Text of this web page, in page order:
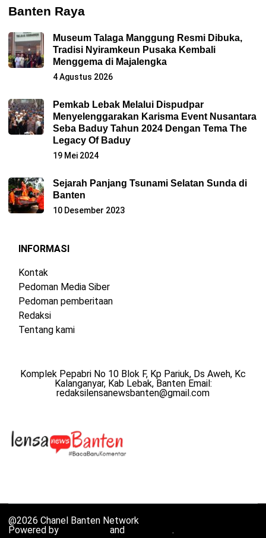
Banten Raya
Museum Talaga Manggung Resmi Dibuka,
Tradisi Nyiramkeun Pusaka Kembali
Menggema di Majalengka
4 Agustus 2026
Pemkab Lebak Melalui Dispudpar
Menyelenggarakan Karisma Event Nusantara
Seba Baduy Tahun 2024 Dengan Tema The
Legacy Of Baduy
19 Mei 2024
Sejarah Panjang Tsunami Selatan Sunda di
Banten
10 Desember 2023
INFORMASI
Kontak
Pedoman Media Siber
Pedoman pemberitaan
Redaksi
Tentang kami
Komplek Pepabri No 10 Blok F, Kp Pariuk, Ds Aweh, Kc
Kalanganyar, Kab Lebak, Banten Email:
redaksilensanewsbanten@gmail.com
@2026 Chanel Banten Network
Powered by
and .